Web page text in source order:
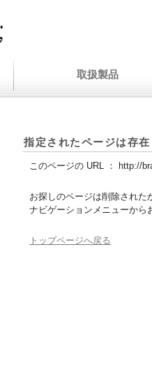
取扱製品
指定されたページは存
このページの URL ： http://
お探しのページは削除された
ナビゲーションメニューから
トップページへ戻る